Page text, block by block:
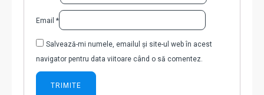
Email *
Salvează-mi numele, emailul și site-ul web în acest
navigator pentru data viitoare când o să comentez.